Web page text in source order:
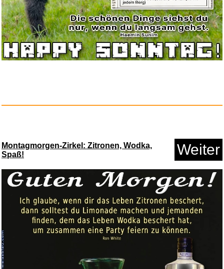
Anzeige
Logitech G G502 HERO High-
Montagmorgen-Zirkel: Zitronen, Wodka,
Spaß!
Weiter